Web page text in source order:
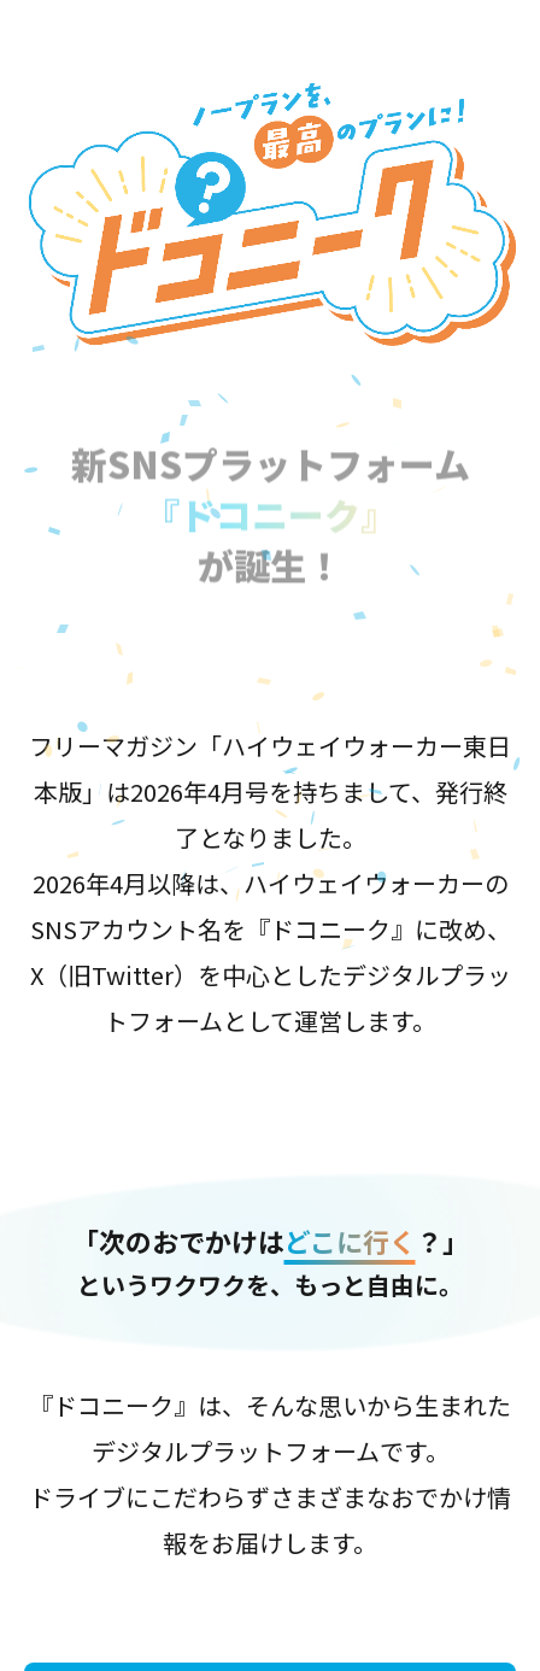
新SNSプラットフォーム
『ドコニーク』
が誕生！
フリーマガジン「ハイウェイウォーカー東日
本版」は2026年4月号を持ちまして、発行終
了となりました。
2026年4月以降は、ハイウェイウォーカーの
SNSアカウント名を『ドコニーク』に改め、
X（旧Twitter）を中心としたデジタルプラッ
トフォームとして運営します。
「次のおでかけはどこに行く ？」
というワクワクを、もっと自由に。
『ドコニーク』は、そんな思いから生まれた
デジタルプラットフォームです。
ドライブにこだわらずさまざまなおでかけ情
報をお届けします。